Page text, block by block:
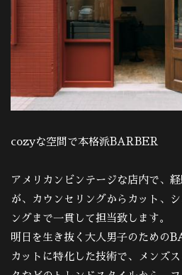
cozyな空間で本格派BARBER
アメリカンビンテージな店内で、
が、カウンセリングからカット、
ングまで一貫して担当致します。
明日を生き抜く大人男子のための
カットに特化した技術で、メンズ